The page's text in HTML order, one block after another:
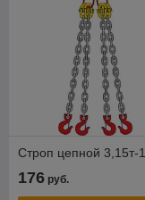
Строп цепной 3,15т-
176 руб.